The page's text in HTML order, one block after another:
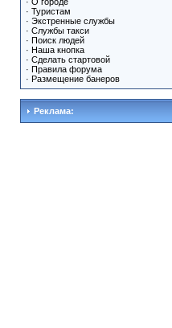
· Туристам
· Экстренные службы
· Службы такси
· Поиск людей
· Наша кнопка
· Сделать стартовой
· Правила форума
· Размещение банеров
Реклама: